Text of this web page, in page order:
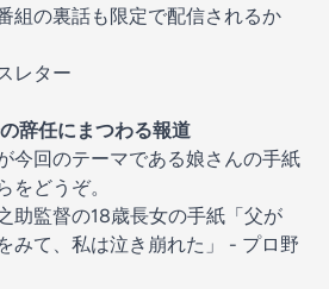
組の裏話も限定で配信されるか
レター
辞任にまつわる報道
今回のテーマである娘さんの手紙
をどうぞ。
助監督の18歳長女の手紙「父が
みて、私は泣き崩れた」 - プロ野